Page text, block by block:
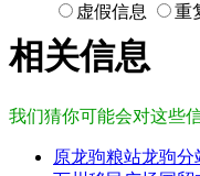
虚假信息
重
相关信息
我们猜你可能会对这些
原龙驹粮站龙驹分